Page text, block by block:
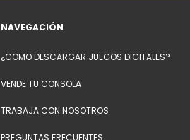
NAVEGACIÓN
¿COMO DESCARGAR JUEGOS DIGITALES?
VENDE TU CONSOLA
TRABAJA CON NOSOTROS
PREGUNTAS FRECUENTES